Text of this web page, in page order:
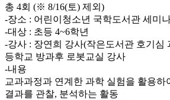
총 4회 (※ 8/16(토) 제외)
-장소 : 어린이청소년 국학도서관 세미
-대상 : 초등 4~6학년
-강사 : 장연희 강사(작은도서관 호기심
등학교 방과후 로봇교실 강사
-내용
교과과정과 연계한 과학 실험을 활용하
결과를 관찰, 분석하는 활동